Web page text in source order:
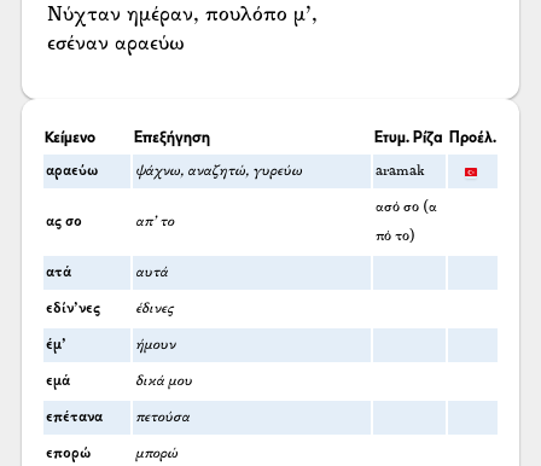
Νύχταν ημέραν, πουλόπο μ’,
εσέναν αραεύω
Κείμενο Επεξήγηση Ετυμ. Ρίζα Προέλ.
αραεύω ψάχνω, αναζητώ, γυρεύω aramak
ας σο απ’ το
ασό σο (α
πό το)
ατά αυτά
εδίν’νες έδινες
έμ’ ήμουν
εμά δικά μου
επέτανα πετούσα
επορώ μπορώ